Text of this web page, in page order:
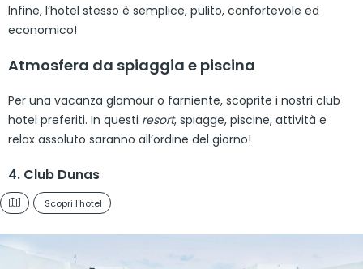
Infine, l’hotel stesso è semplice, pulito, confortevole ed
economico!
Atmosfera da spiaggia e piscina
Per una vacanza glamour o farniente, scoprite i nostri club
hotel preferiti. In questi resort, spiagge, piscine, attività e
relax assoluto saranno all’ordine del giorno!
4. Club Dunas
Scopri l'hotel